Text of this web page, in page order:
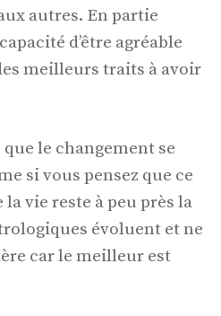
autres. En partie
d’être agréable
meilleurs traits à avoir
le changement se
si vous pensez que ce
la vie reste à peu près la
évoluent et ne
car le meilleur est